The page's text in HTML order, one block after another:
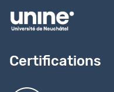
Certifications